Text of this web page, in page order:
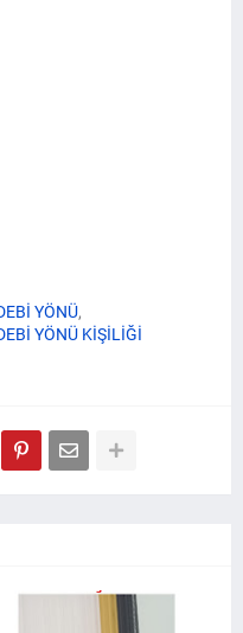
YÖNÜ
YÖNÜ KİŞİLİĞİ